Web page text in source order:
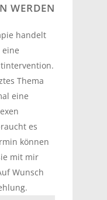
WERDEN
handelt
eine
Thema
eine
es
können
mit mir
Wunsch